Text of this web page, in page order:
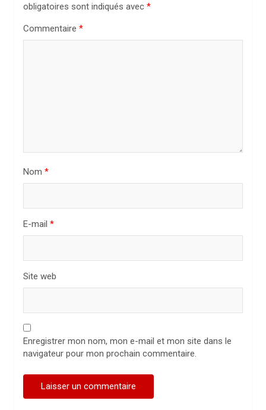
obligatoires sont indiqués avec *
Commentaire *
Nom *
E-mail *
Site web
Enregistrer mon nom, mon e-mail et mon site dans le
navigateur pour mon prochain commentaire.